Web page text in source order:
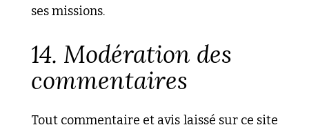
ses missions.
14. Modération des
commentaires
Tout commentaire et avis laissé sur ce site